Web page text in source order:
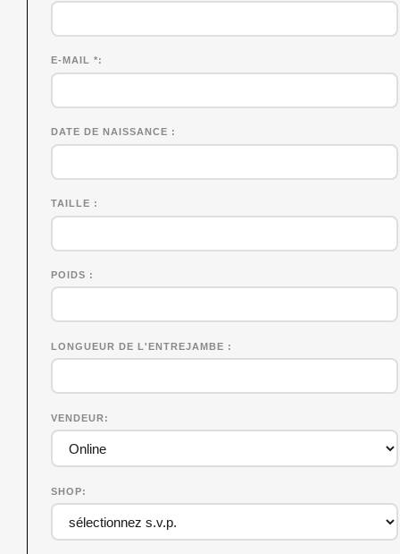
E-MAIL *
DATE DE NAISSANCE
TAILLE
POIDS
LONGUEUR DE L'ENTREJAMBE
VENDEUR
SHOP